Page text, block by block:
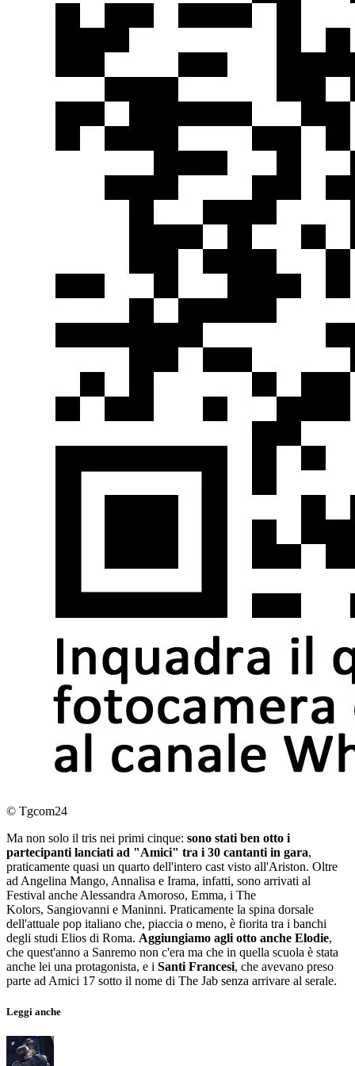
© Tgcom24
Ma non solo il tris nei primi cinque: sono stati ben otto i
partecipanti lanciati ad "Amici" tra i 30 cantanti in gara,
praticamente quasi un quarto dell'intero cast visto all'Ariston. Oltre
ad Angelina Mango, Annalisa e Irama, infatti, sono arrivati al
Festival anche Alessandra Amoroso, Emma, i The
Kolors, Sangiovanni e Maninni. Praticamente la spina dorsale
dell'attuale pop italiano che, piaccia o meno, è fiorita tra i banchi
degli studi Elios di Roma. Aggiungiamo agli otto anche Elodie,
che quest'anno a Sanremo non c'era ma che in quella scuola è stata
anche lei una protagonista, e i Santi Francesi, che avevano preso
parte ad Amici 17 sotto il nome di The Jab senza arrivare al serale.
Leggi anche